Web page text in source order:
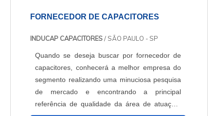
FORNECEDOR DE CAPACITORES
INDUCAP CAPACITORES/ SÃO PAULO - SP
Quando se deseja buscar por fornecedor de
capacitores, conhecerá a melhor empresa do
segmento realizando uma minuciosa pesquisa
de mercado e encontrando a principal
referência de qualidade da área de atuação.